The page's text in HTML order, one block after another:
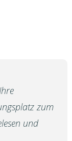
zum
und